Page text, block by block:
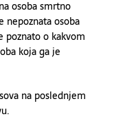
osoba smrtno
nepoznata osoba
poznato o kakvom
koja ga je
na poslednjem